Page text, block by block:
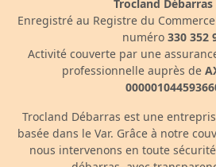
Trocland Débarras
Enregistré au Registre du
numéro 330 352
Activité couverte par une
professionnelle auprès de
Trocland Débarras est une
basée dans le Var. Grâce à notre
nous intervenons en toute